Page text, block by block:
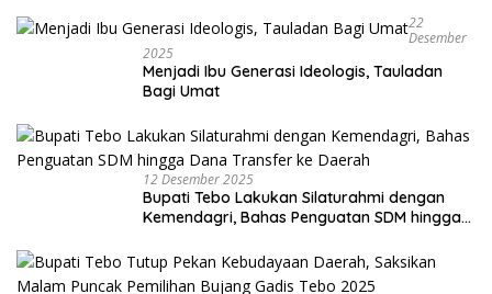
22
Desember
2025
Menjadi Ibu Generasi Ideologis, Tauladan
Bagi Umat
12 Desember 2025
Bupati Tebo Lakukan Silaturahmi dengan
Kemendagri, Bahas Penguatan SDM hingga